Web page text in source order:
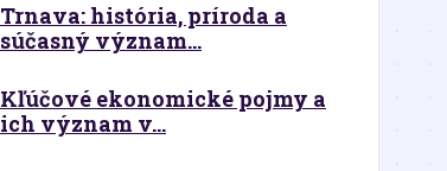
Trnava: história, príroda a
súčasný význam...
Kľúčové ekonomické pojmy a
ich význam v...